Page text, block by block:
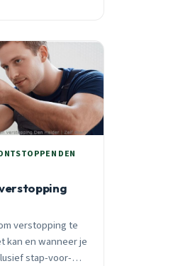
DEN
verstopping te
kan en wanneer je
stap-voor-